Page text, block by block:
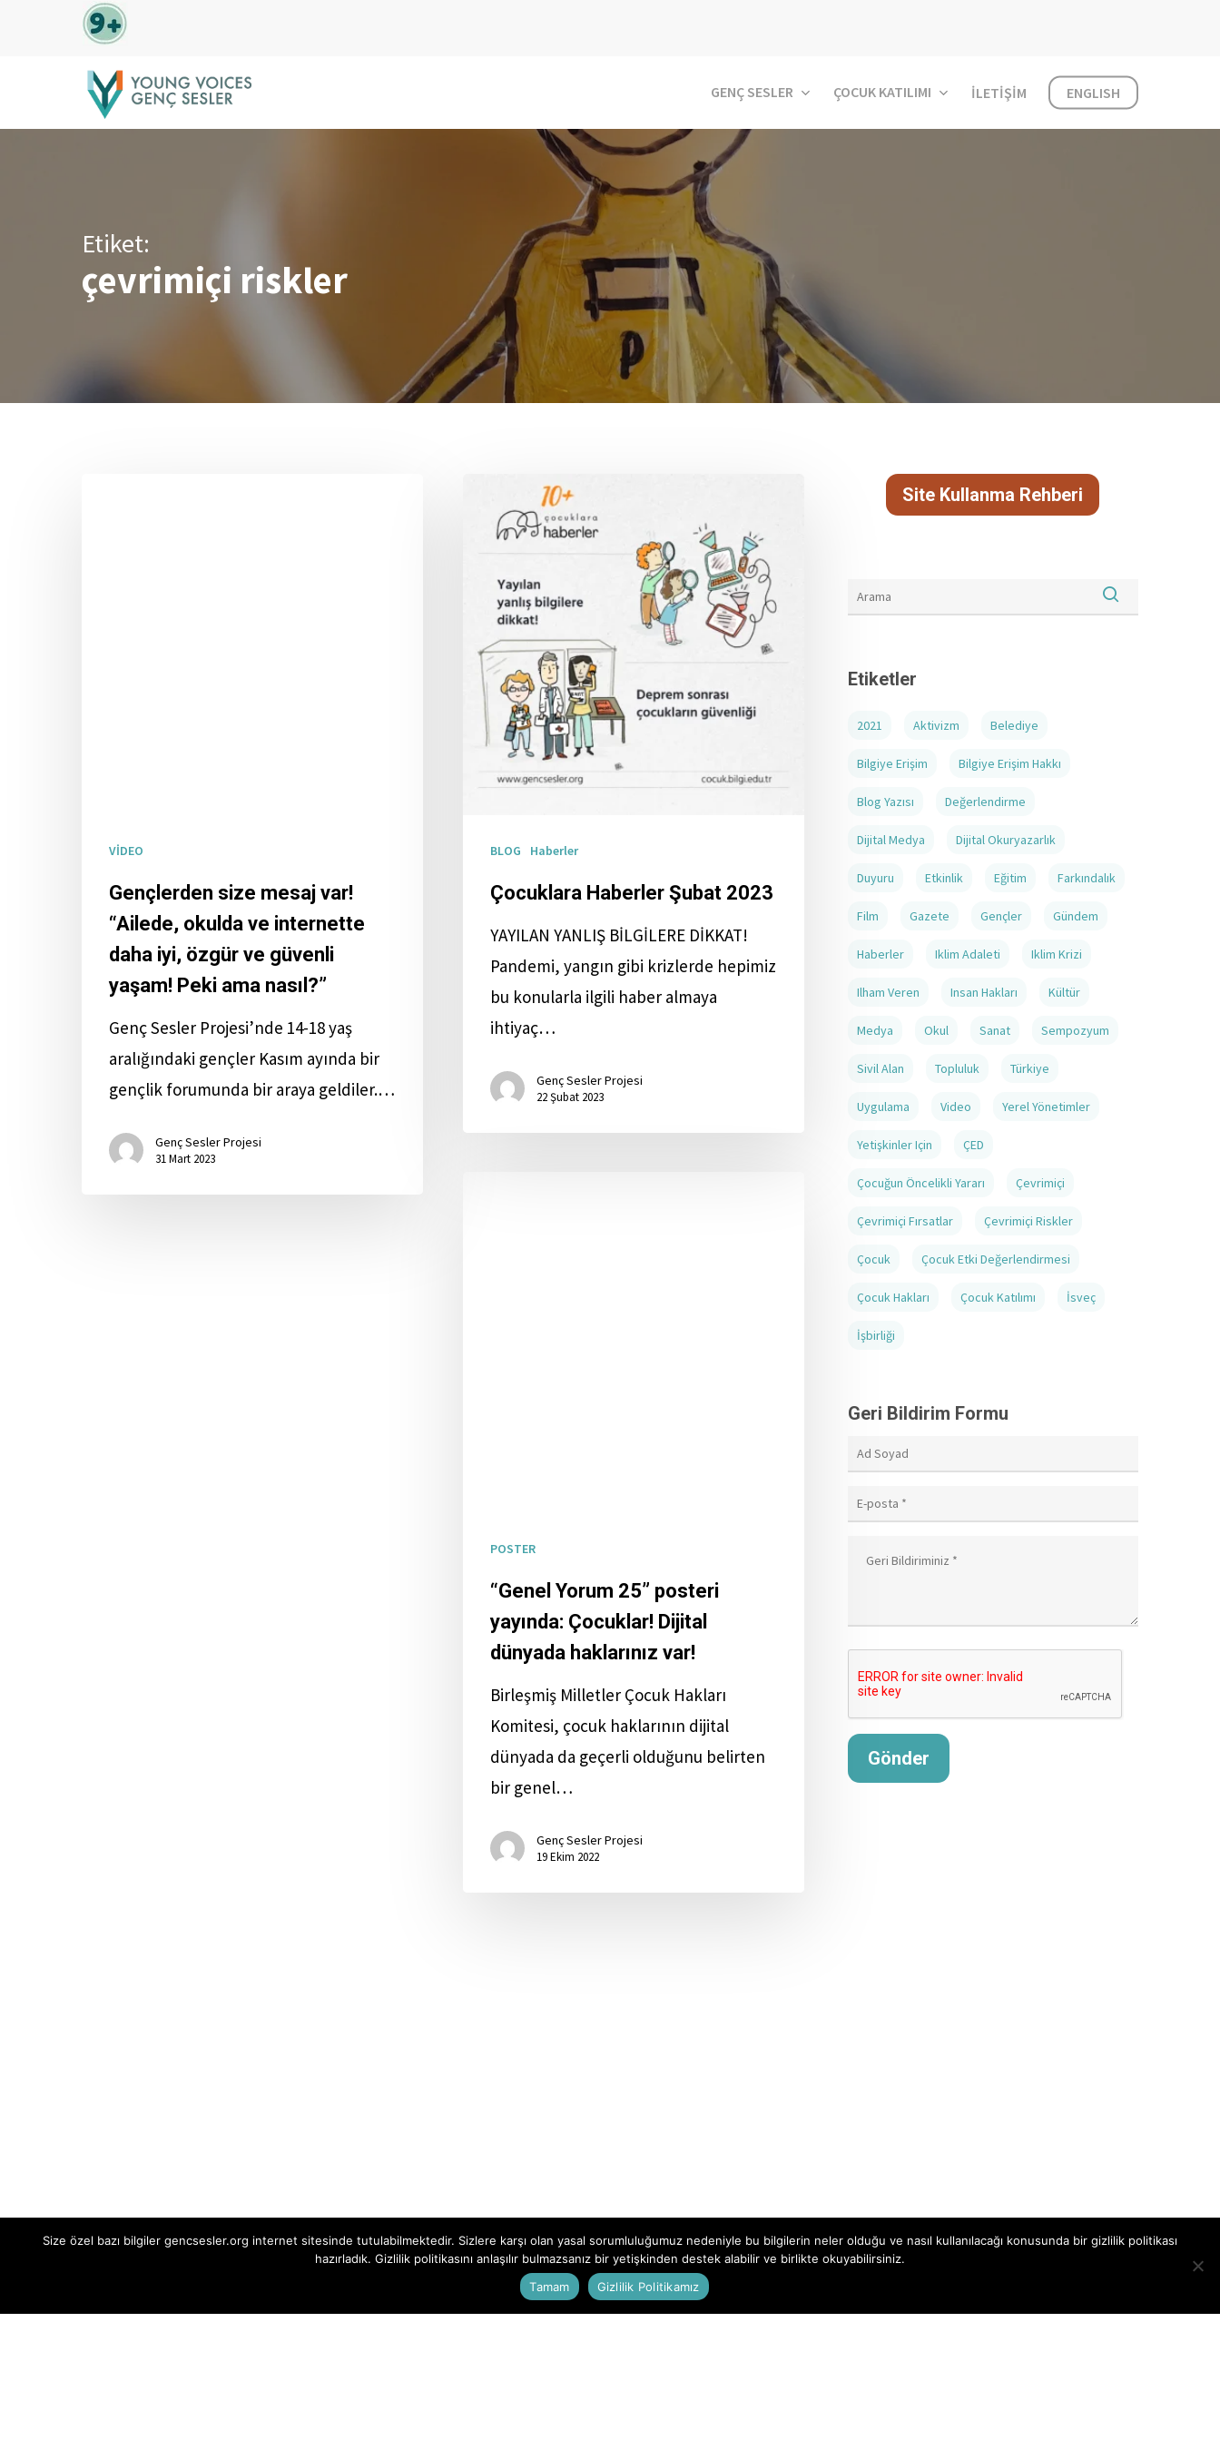
GENÇ SESLER ÇOCUK KATILIMI İLETIŞIM ENGLISH
Etiket:
çevrimiçi riskler
VİDEO
Gençlerden size mesaj var!
“Ailede, okulda ve internette
daha iyi, özgür ve güvenli
yaşam! Peki ama nasıl?”
Genç Sesler Projesi’nde 14-18 yaş
aralığındaki gençler Kasım ayında bir
gençlik forumunda bir araya geldiler.…
Genç Sesler Projesi
31 Mart 2023
BLOG Haberler
Çocuklara Haberler Şubat 2023
YAYILAN YANLIŞ BİLGİLERE DİKKAT!
Pandemi, yangın gibi krizlerde hepimiz
bu konularla ilgili haber almaya
ihtiyaç…
Genç Sesler Projesi
22 Şubat 2023
POSTER
“Genel Yorum 25” posteri
yayında: Çocuklar! Dijital
dünyada haklarınız var!
Birleşmiş Milletler Çocuk Hakları
Komitesi, çocuk haklarının dijital
dünyada da geçerli olduğunu belirten
bir genel…
Genç Sesler Projesi
19 Ekim 2022
Site Kullanma Rehberi
Etiketler
2021 Aktivizm Belediye
Bilgiye Erişim Bilgiye Erişim Hakkı
Blog Yazısı Değerlendirme
Dijital Medya Dijital Okuryazarlık
Duyuru Etkinlik Eğitim Farkındalık
Film Gazete Gençler Gündem
Haberler Iklim Adaleti Iklim Krizi
Ilham Veren Insan Hakları Kültür
Medya Okul Sanat Sempozyum
Sivil Alan Topluluk Türkiye
Uygulama Video Yerel Yönetimler
Yetişkinler Için ÇED
Çocuğun Öncelikli Yararı Çevrimiçi
Çevrimiçi Fırsatlar Çevrimiçi Riskler
Çocuk Çocuk Etki Değerlendirmesi
Çocuk Hakları Çocuk Katılımı İsveç
İşbirliği
Geri Bildirim Formu
Çocuk Çalışmaları Birimi ve İstanbul İsveç
Size özel bazı bilgiler gencsesler.org internet sitesinde tutulabilmektedir. Sizlere karşı olan yasal sorumluluğumuz nedeniyle bu bilgilerin neler olduğu ve nasıl kullanılacağı konusunda bir gizlilik politikası
hazırladık. Gizlilik politikasını anlaşılır bulmazsanız bir yetişkinden destek alabilir ve birlikte okuyabilirsiniz.
Tamam
Gizlilik Politikamız